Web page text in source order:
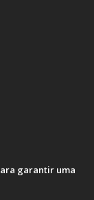
garantir uma